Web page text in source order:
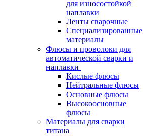
для износостойкой
наплавки
Ленты сварочные
Специализированные
материалы
Флюсы и проволоки для
автоматической сварки и
наплавки
Кислые флюсы
Нейтральные флюсы
Основные флюсы
Высокоосновные
флюсы
Материалы для сварки
титана